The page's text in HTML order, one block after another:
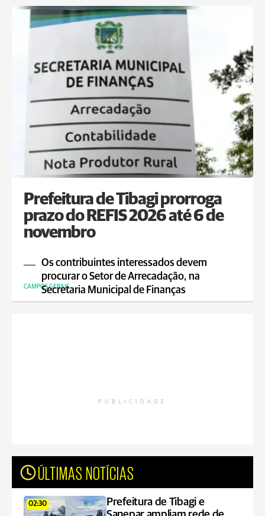
Prefeitura de Tibagi prorroga
prazo do REFIS 2026 até 6 de
novembro
Os contribuintes interessados devem
procurar o Setor de Arrecadação, na
Secretaria Municipal de Finanças
CAMPOS GERAIS
PUBLICIDADE
ÚLTIMAS NOTÍCIAS
02:30
Prefeitura de Tibagi e